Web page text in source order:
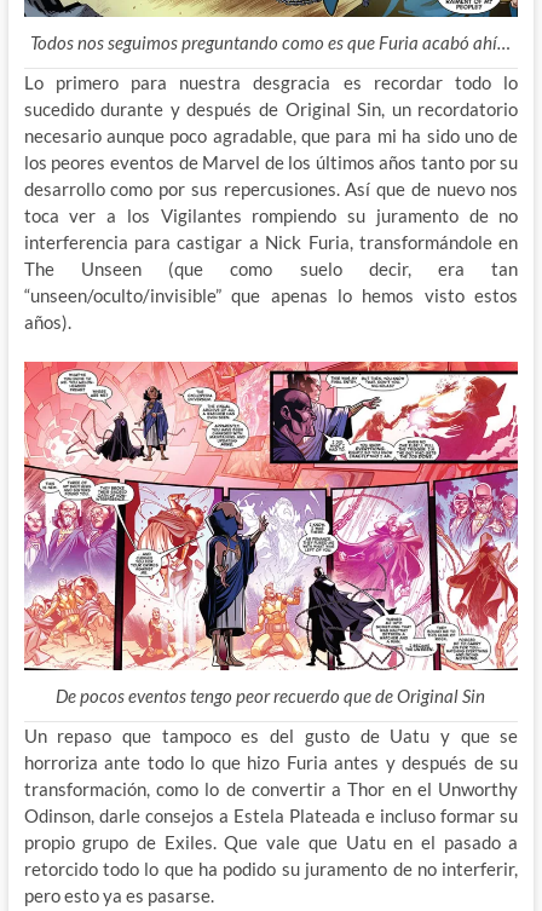
Todos nos seguimos preguntando como es que Furia acabó ahí…
Lo primero para nuestra desgracia es recordar todo lo
sucedido durante y después de Original Sin, un recordatorio
necesario aunque poco agradable, que para mi ha sido uno de
los peores eventos de Marvel de los últimos años tanto por su
desarrollo como por sus repercusiones. Así que de nuevo nos
toca ver a los Vigilantes rompiendo su juramento de no
interferencia para castigar a Nick Furia, transformándole en
The Unseen (que como suelo decir, era tan
“unseen/oculto/invisible” que apenas lo hemos visto estos
años).
De pocos eventos tengo peor recuerdo que de Original Sin
Un repaso que tampoco es del gusto de Uatu y que se
horroriza ante todo lo que hizo Furia antes y después de su
transformación, como lo de convertir a Thor en el Unworthy
Odinson, darle consejos a Estela Plateada e incluso formar su
propio grupo de Exiles. Que vale que Uatu en el pasado a
retorcido todo lo que ha podido su juramento de no interferir,
pero esto ya es pasarse.